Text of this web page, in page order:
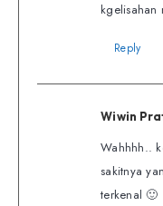
kgelisahan
Reply
Wiwin
Wahhhh..
sakitnya
terkenal 🙂